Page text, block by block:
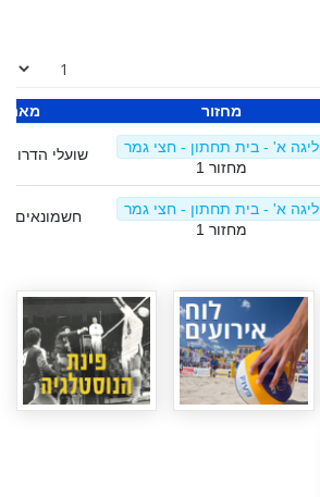
מחזור
שועלי
ליגה א' - בית תחתון - חצי גמר
מחזור 1
חשמונאים
ליגה א' - בית תחתון - חצי גמר
מחזור 1